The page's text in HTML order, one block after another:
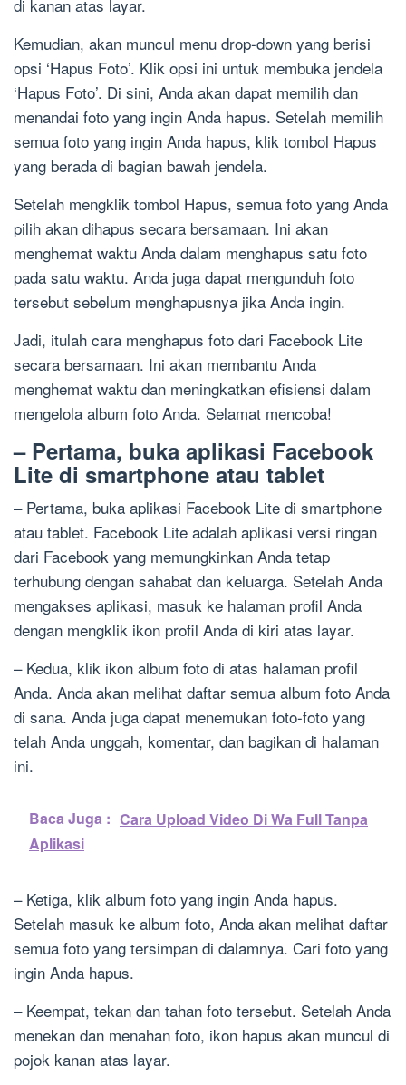
di kanan atas layar.
Kemudian, akan muncul menu drop-down yang berisi
opsi ‘Hapus Foto’. Klik opsi ini untuk membuka jendela
‘Hapus Foto’. Di sini, Anda akan dapat memilih dan
menandai foto yang ingin Anda hapus. Setelah memilih
semua foto yang ingin Anda hapus, klik tombol Hapus
yang berada di bagian bawah jendela.
Setelah mengklik tombol Hapus, semua foto yang Anda
pilih akan dihapus secara bersamaan. Ini akan
menghemat waktu Anda dalam menghapus satu foto
pada satu waktu. Anda juga dapat mengunduh foto
tersebut sebelum menghapusnya jika Anda ingin.
Jadi, itulah cara menghapus foto dari Facebook Lite
secara bersamaan. Ini akan membantu Anda
menghemat waktu dan meningkatkan efisiensi dalam
mengelola album foto Anda. Selamat mencoba!
– Pertama, buka aplikasi Facebook
Lite di smartphone atau tablet
– Pertama, buka aplikasi Facebook Lite di smartphone
atau tablet. Facebook Lite adalah aplikasi versi ringan
dari Facebook yang memungkinkan Anda tetap
terhubung dengan sahabat dan keluarga. Setelah Anda
mengakses aplikasi, masuk ke halaman profil Anda
dengan mengklik ikon profil Anda di kiri atas layar.
– Kedua, klik ikon album foto di atas halaman profil
Anda. Anda akan melihat daftar semua album foto Anda
di sana. Anda juga dapat menemukan foto-foto yang
telah Anda unggah, komentar, dan bagikan di halaman
ini.
Baca Juga : Cara Upload Video Di Wa Full Tanpa
Aplikasi
– Ketiga, klik album foto yang ingin Anda hapus.
Setelah masuk ke album foto, Anda akan melihat daftar
semua foto yang tersimpan di dalamnya. Cari foto yang
ingin Anda hapus.
– Keempat, tekan dan tahan foto tersebut. Setelah Anda
menekan dan menahan foto, ikon hapus akan muncul di
pojok kanan atas layar.